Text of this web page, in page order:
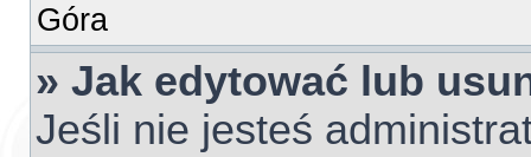
Góra
» Jak edytować lub
Jeśli nie jesteś